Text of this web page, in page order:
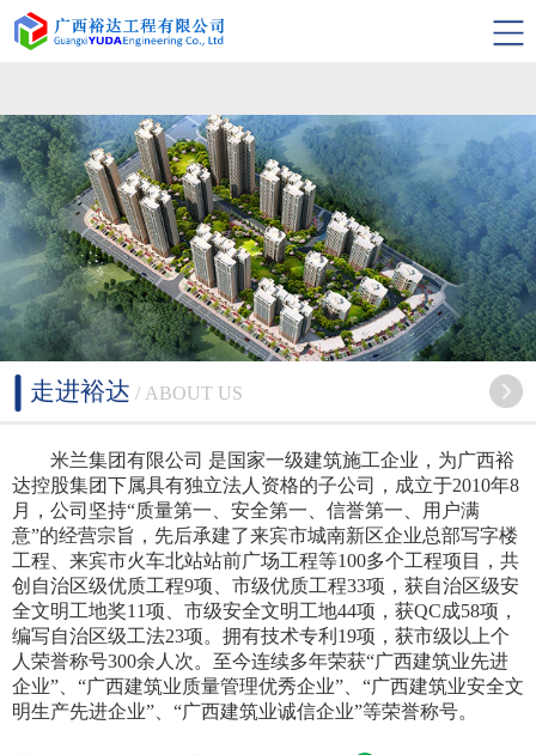
米兰集团有限公司
走进裕达 / ABOUT US
米兰集团有限公司 是国家一级建筑施工企业，为广西裕
达控股集团下属具有独立法人资格的子公司，成立于2010年8
月，公司坚持“质量第一、安全第一、信誉第一、用户满
意”的经营宗旨，先后承建了来宾市城南新区企业总部写字楼
工程、来宾市火车北站站前广场工程等100多个工程项目，共
创自治区级优质工程9项、市级优质工程33项，获自治区级安
全文明工地奖11项、市级安全文明工地44项，获QC成58项，
编写自治区级工法23项。拥有技术专利19项，获市级以上个
人荣誉称号300余人次。至今连续多年荣获“广西建筑业先进
企业”、“广西建筑业质量管理优秀企业”、“广西建筑业安全文
明生产先进企业”、“广西建筑业诚信企业”等荣誉称号。